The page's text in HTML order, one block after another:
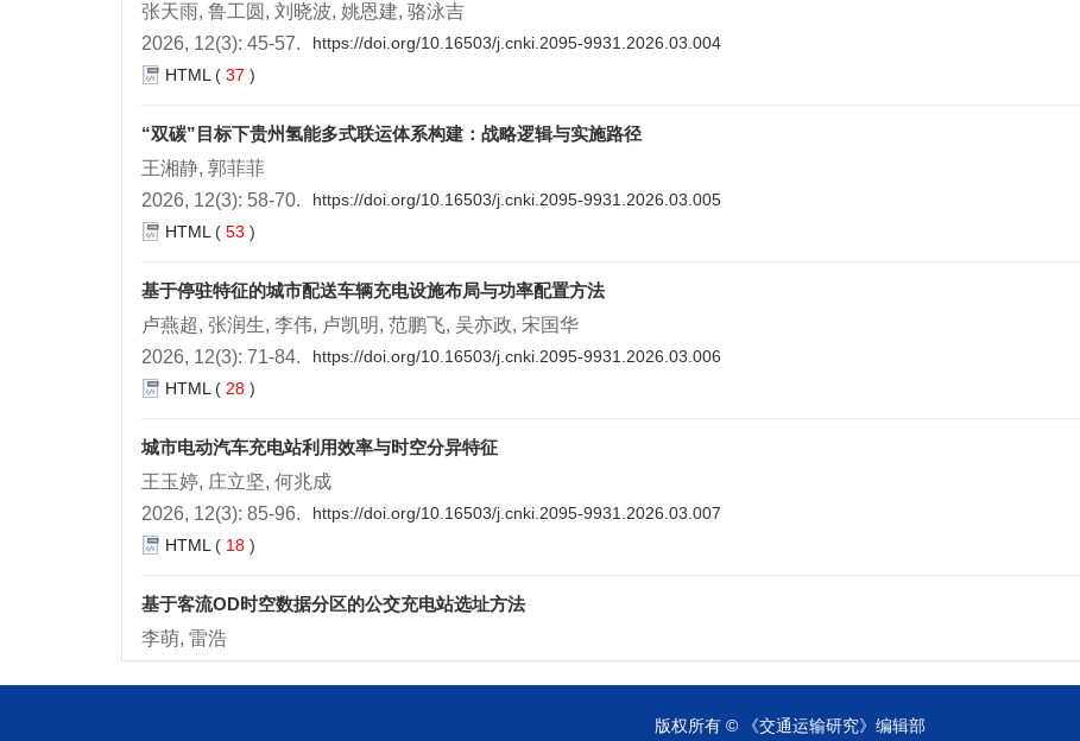
张天雨, 鲁工圆, 刘晓波, 姚恩建, 骆泳吉
2026, 12(3): 45-57.
https://doi.org/10.16503/j.cnki.2095-9931.2026.03.004
HTML ( 37 )
“双碳”目标下贵州氢能多式联运体系构建：战略逻辑与实施路径
王湘静, 郭菲菲
2026, 12(3): 58-70.
https://doi.org/10.16503/j.cnki.2095-9931.2026.03.005
HTML ( 53 )
基于停驻特征的城市配送车辆充电设施布局与功率配置方法
卢燕超, 张润生, 李伟, 卢凯明, 范鹏飞, 吴亦政, 宋国华
2026, 12(3): 71-84.
https://doi.org/10.16503/j.cnki.2095-9931.2026.03.006
HTML ( 28 )
城市电动汽车充电站利用效率与时空分异特征
王玉婷, 庄立坚, 何兆成
2026, 12(3): 85-96.
https://doi.org/10.16503/j.cnki.2095-9931.2026.03.007
HTML ( 18 )
基于客流OD时空数据分区的公交充电站选址方法
李萌, 雷浩
版权所有 © 《交通运输研究》编辑部